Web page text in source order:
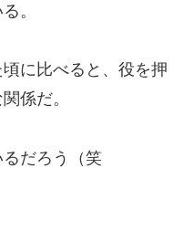
。
に比べると、役を押
係だ。
だろう（笑